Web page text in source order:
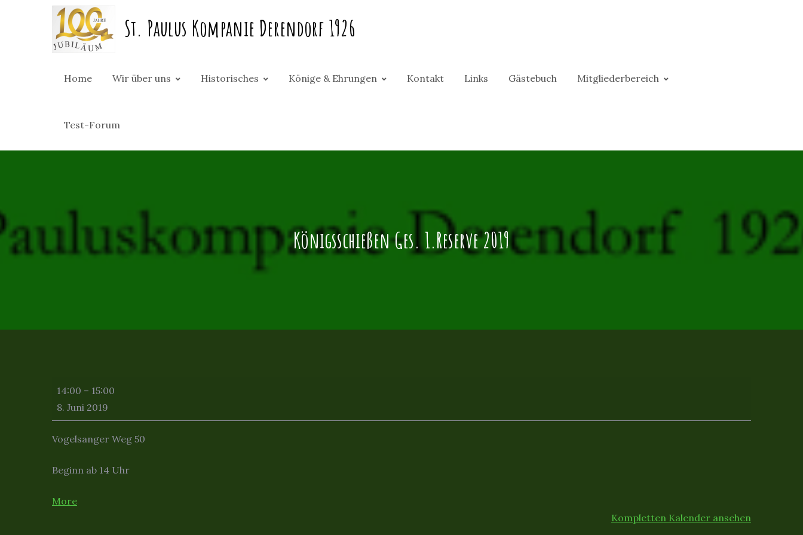
St. Paulus Kompanie Derendorf 1926
Home Wir über uns Historisches Könige & Ehrungen Kontakt Links Gästebuch Mitgliederbereich
Test-Forum
Königsschießen Ges. 1.Reserve 2019
Königsschießen
Ges.
1.Reserve
2019
14:00 – 15:00
8. Juni 2019
Vogelsanger Weg 50
Beginn ab 14 Uhr
Moreabout
Kompletten Kalender ansehen